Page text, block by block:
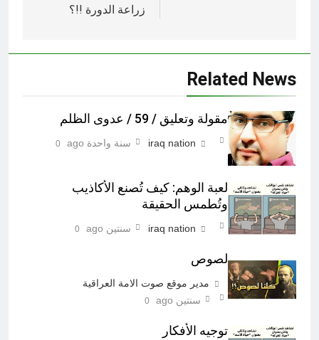
زراعة الدورة !!؟
Related News
مقولة وتعليق / 59 / عدوى الظلم
iraq nation سنة واحدة ago 0
لعبة الوهم: كيف تُصنع الأكاذيب
وتُطمس الحقيقة
iraq nation سنتين ago 0
لصوص
مدير موقع صوت الامة العراقية
سنتين ago
0
توجيه الأفكار